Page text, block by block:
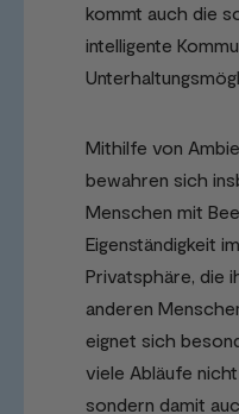
kommt auch die
intelligente
Mithilfe von
bewahren sich
Menschen mit
Eigenständigkeit
Privatsphäre, die
anderen
eignet sich
viele Abläufe
sondern damit